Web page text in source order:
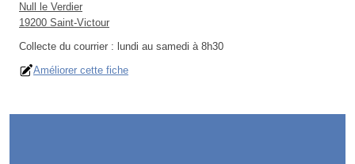
Null le Verdier
19200 Saint-Victour
Collecte du courrier : lundi au samedi à 8h30
Améliorer cette fiche